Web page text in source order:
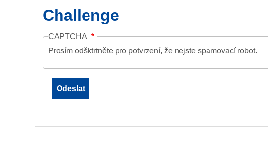
Challenge
CAPTCHA
Prosím odšktrtněte pro potvrzení, že nejste spamovací robot.